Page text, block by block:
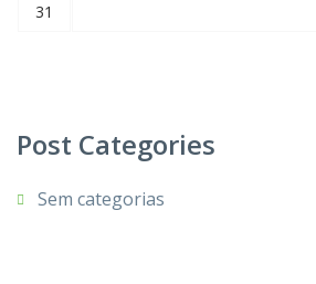
31
Post Categories
Sem categorias